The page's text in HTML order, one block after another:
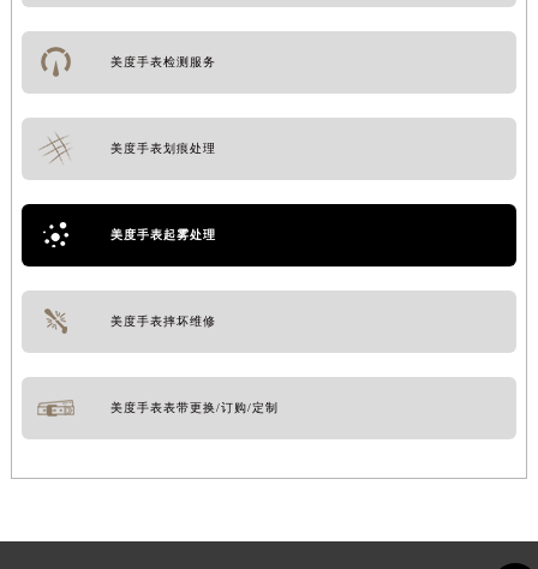
美度手表检测服务
美度手表划痕处理
美度手表起雾处理
美度手表摔坏维修
美度手表表带更换/订购/定制